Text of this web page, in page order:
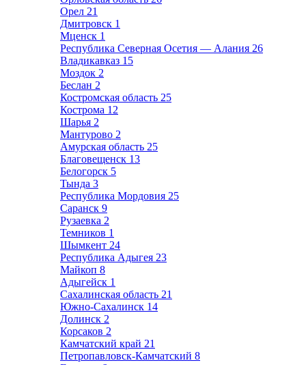
Орел 21
Дмитровск 1
Мценск 1
Республика Северная Осетия — Алания 26
Владикавказ 15
Моздок 2
Беслан 2
Костромская область 25
Кострома 12
Шарья 2
Мантурово 2
Амурская область 25
Благовещенск 13
Белогорск 5
Тында 3
Республика Мордовия 25
Саранск 9
Рузаевка 2
Темников 1
Шымкент 24
Республика Адыгея 23
Майкоп 8
Адыгейск 1
Сахалинская область 21
Южно-Сахалинск 14
Долинск 2
Корсаков 2
Камчатский край 21
Петропавловск-Камчатский 8